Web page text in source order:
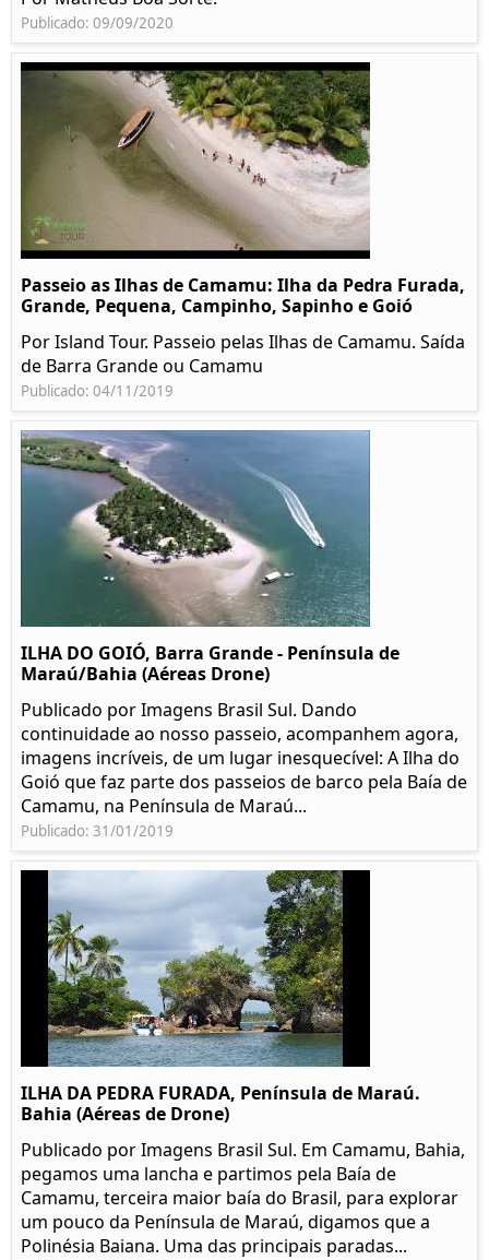
Publicado: 09/09/2020
Passeio as Ilhas de Camamu: Ilha da Pedra Furada,
Grande, Pequena, Campinho, Sapinho e Goió
Por Island Tour. Passeio pelas Ilhas de Camamu. Saída
de Barra Grande ou Camamu
Publicado: 04/11/2019
ILHA DO GOIÓ, Barra Grande - Península de
Maraú/Bahia (Aéreas Drone)
Publicado por Imagens Brasil Sul. Dando
continuidade ao nosso passeio, acompanhem agora,
imagens incríveis, de um lugar inesquecível: A Ilha do
Goió que faz parte dos passeios de barco pela Baía de
Camamu, na Península de Maraú...
Publicado: 31/01/2019
ILHA DA PEDRA FURADA, Península de Maraú.
Bahia (Aéreas de Drone)
Publicado por Imagens Brasil Sul. Em Camamu, Bahia,
pegamos uma lancha e partimos pela Baía de
Camamu, terceira maior baía do Brasil, para explorar
um pouco da Península de Maraú, digamos que a
Polinésia Baiana. Uma das principais paradas...